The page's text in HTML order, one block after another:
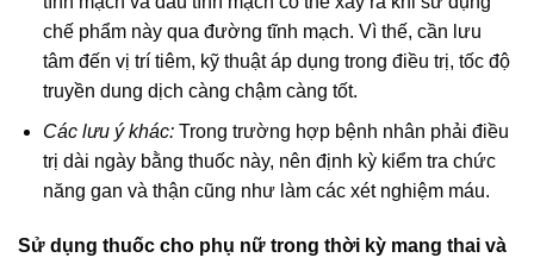
chế phẩm này qua đường tĩnh mạch. Vì thế, cần lưu
tâm đến vị trí tiêm, kỹ thuật áp dụng trong điều trị, tốc độ
truyền dung dịch càng chậm càng tốt.
Các lưu ý khác: Trong trường hợp bệnh nhân phải điều
trị dài ngày bằng thuốc này, nên định kỳ kiểm tra chức
năng gan và thận cũng như làm các xét nghiệm máu.
Sử dụng thuốc cho phụ nữ trong thời kỳ mang thai và